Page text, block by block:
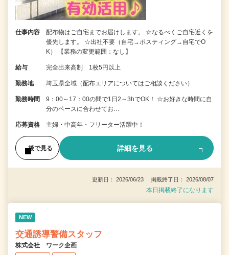
仕事内容
配布物はご自宅までお届けします。 ☆なるべくご自宅近くを
優先します。 ☆出社不要（自宅→ポスティング→自宅でO
K） 【業務の変更範囲：なし】
給与 完全出来高制 1枚5円以上
勤務地 埼玉県全域（配布エリアについてはご相談ください）
勤務時間
9：00～17：00の間で1日2～3hでOK！ ☆お好きな時間に自
分のペースに合わせてお…
応募資格 主婦・中高年・フリーター活躍中！
後で見る 詳細を見る
更新日： 2026/06/23 掲載終了日： 2026/08/07
本日掲載終了になります
NEW
交通誘導警備スタッフ
株式会社 ワーク企画